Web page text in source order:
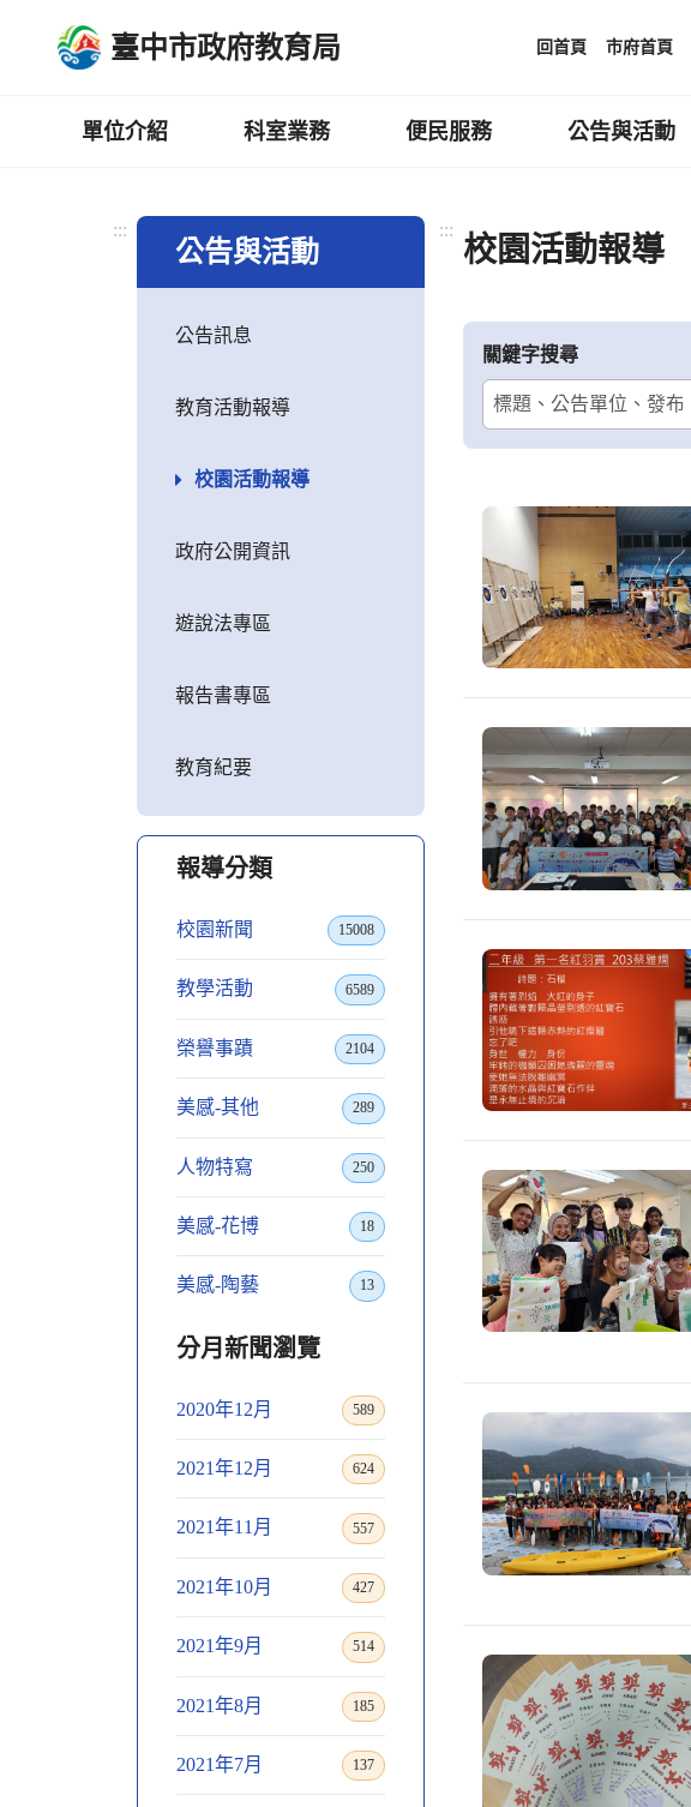
臺中市政府教育局 回首頁 市府首頁
單位介紹 科室業務 便民服務 公告與活動
:::
公告與活動
公告訊息
教育活動報導
校園活動報導
政府公開資訊
遊說法專區
報告書專區
教育紀要
報導分類
校園新聞 15008
教學活動 6589
榮譽事蹟 2104
美感-其他 289
人物特寫 250
美感-花博 18
美感-陶藝 13
分月新聞瀏覽
2020年12月 589
2021年12月 624
2021年11月 557
2021年10月 427
2021年9月 514
2021年8月 185
2021年7月 137
:::
校園活動報導
關鍵字搜尋